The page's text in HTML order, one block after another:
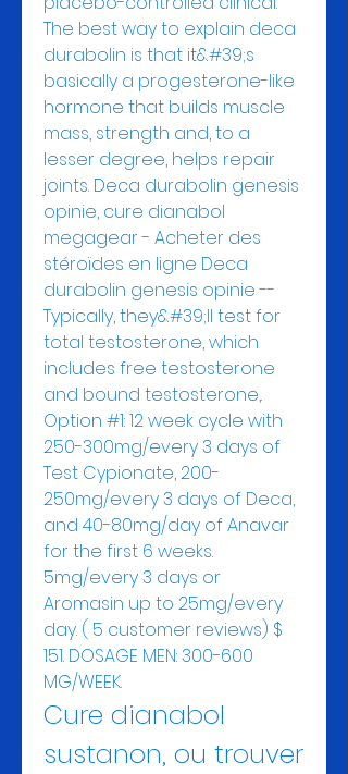
The best way to explain deca
durabolin is that it&#39;s
basically a progesterone-like
hormone that builds muscle
mass, strength and, to a
lesser degree, helps repair
joints. Deca durabolin genesis
opinie, cure dianabol
megagear - Acheter des
stéroïdes en ligne Deca
durabolin genesis opinie --
Typically, they&#39;ll test for
total testosterone, which
includes free testosterone
and bound testosterone,.
Option #1: 12 week cycle with
250-300mg/every 3 days of
Test Cypionate, 200-
250mg/every 3 days of Deca,
and 40-80mg/day of Anavar
for the first 6 weeks.
5mg/every 3 days or
Aromasin up to 25mg/every
day. ( 5 customer reviews) $
151. DOSAGE MEN: 300-600
MG/WEEK.
Cure dianabol
sustanon, ou trouver